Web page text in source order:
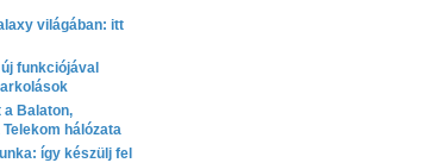
világában: itt
funkciójával
a Balaton,
hálózata
így készülj fel